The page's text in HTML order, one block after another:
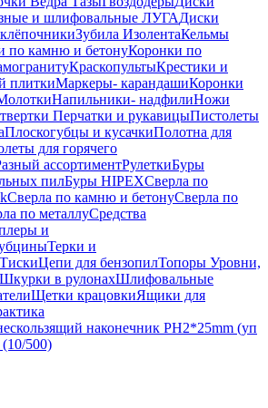
и шлифовальные ЛУГАДиски
Зубила ИзолентаКельмы
по камню и бетонуКоронки по
КраскопультыКрестики и
плиткиМаркеры- карандашиКоронки
Напильники- надфилиНожи
Перчатки и рукавицыПистолеты
Плоскогубцы и кусачкиПолотна для
для горячего
ассортиментРулеткиБуры
пилБуры HIPEXСверла по
Сверла по камню и бетонуСверла по
по металлуСредства
и
Терки и
ТискиЦепи для бензопилТопоры Уровни,
Шкурки в рулонахШлифовальные
Щетки крацовкиЯщики для